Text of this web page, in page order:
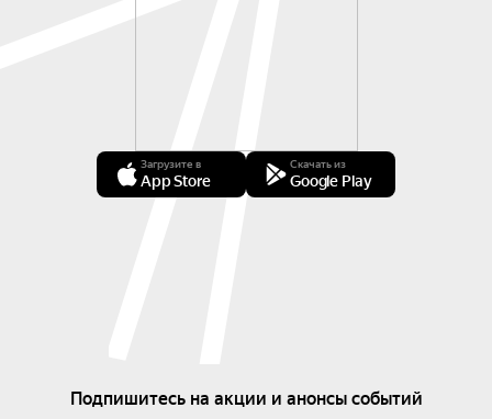
Загрузите в
App Store
Скачать из
Google Play
Подпишитесь на акции и анонсы событий